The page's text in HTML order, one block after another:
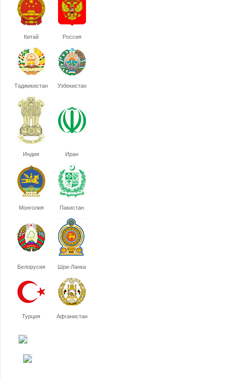
Китай Россия
Таджикистан Узбекистан
Индия Иран
Монголия Пакистан
Белорусия Шри-Ланка
Турция Афганистан